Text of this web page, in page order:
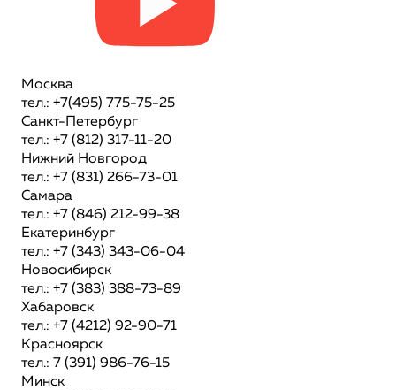
Москва
тел.: +7(495) 775-75-25
Санкт-Петербург
тел.: +7 (812) 317-11-20
Нижний Новгород
тел.: +7 (831) 266-73-01
Самара
тел.: +7 (846) 212-99-38
Екатеринбург
тел.: +7 (343) 343-06-04
Новосибирск
тел.: +7 (383) 388-73-89
Хабаровск
тел.: +7 (4212) 92-90-71
Красноярск
тел.: 7 (391) 986-76-15
Минск